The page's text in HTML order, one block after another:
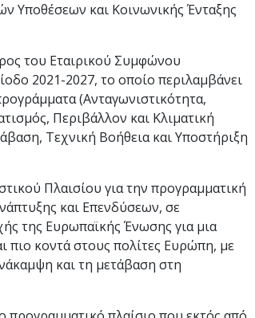
Υποθέσεων και Κοινωνικής Ένταξης
του Εταιρικού Συμφώνου
2021-2027, το οποίο περιλαμβάνει
(Ανταγωνιστικότητα,
Περιβάλλον και Κλιματική
Τεχνική Βοήθεια και Υποστήριξη
Πλαισίου για την προγραμματική
και Επενδύσεων, σε
της Ευρωπαϊκής Ένωσης για μια
πιο κοντά στους πολίτες Ευρώπη, με
και τη μετάβαση στη